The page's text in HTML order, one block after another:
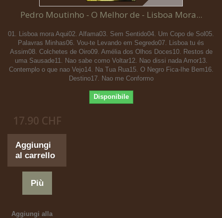
Pedro Moutinho - O Melhor de - Lisboa Mora...
01. Lisboa mora Aqui02. Alfama03. Sem Sentido04. Um Copo de Sol05.
Palavras Minhas06. Vou-te Levando em Segredo07. Lisboa tu és
Assim08. Colchetes de Oiro09. Amélia dos Olhos Doces10. Restos de
uma Sausade11. Nao sabe como Voltar12. Nao dissi nada Amor13.
Contemplo o que nao Vejo14. Na Tua Rua15. O Negro Fica-Ihe Bem16.
Destino17. Nao me Conformo
Disponibile
17.90 CHF
Aggiungi
al carrello
Più
Aggiungi alla